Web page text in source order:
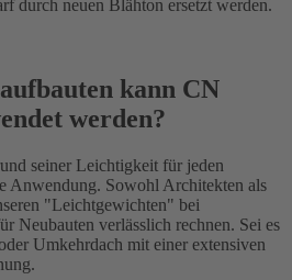
durch neuen Blähton ersetzt werden.
kann CN
werden?
seiner Leichtigkeit für jeden
Anwendung. Sowohl Architekten als
"Leichtgewichten" bei
Neubauten verlässlich rechnen. Sei es
Umkehrdach mit einer extensiven